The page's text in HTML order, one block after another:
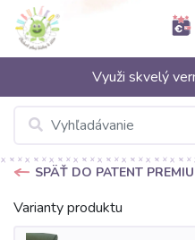
Využi skvelý
SPÄŤ DO PATENT
Varianty produktu